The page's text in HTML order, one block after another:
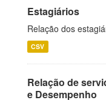
Estagiários
Relação dos
CSV
Relação de
e Desempenho